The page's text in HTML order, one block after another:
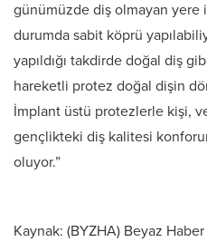
günümüzde diş olmayan
durumda sabit köprü
yapıldığı takdirde doğal diş
hareketli protez doğal dişin
İmplant üstü protezlerle kişi,
gençlikteki diş kalitesi
oluyor.”
Kaynak: (BYZHA) Beyaz Haber